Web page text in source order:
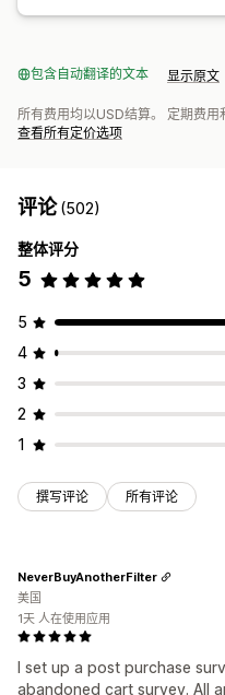
包含自动翻译的文本 显示原文
所有费用均以USD结算。 定期费用
查看所有定价选项
评论(502)
整体评分
5
5
4
3
2
1
撰写评论 所有评论
I set up a post purchase
abandoned cart survey. All
NeverBuyAnotherFilter
美国
1天 人在使用应用